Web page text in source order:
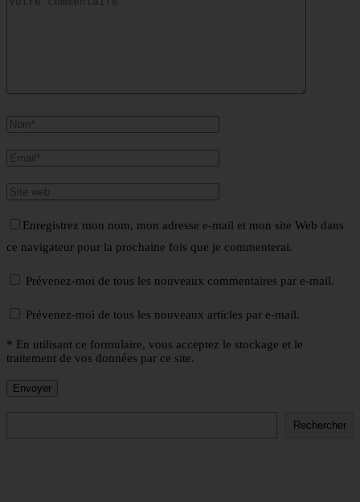
Enregistrez mon nom, mon adresse e-mail et mon site Web dans
ce navigateur pour la prochaine fois que je commenterai.
Prévenez-moi de tous les nouveaux commentaires par e-mail.
Prévenez-moi de tous les nouveaux articles par e-mail.
* En utilisant ce formulaire, vous acceptez le stockage et le
traitement de vos données par ce site.
Rechercher